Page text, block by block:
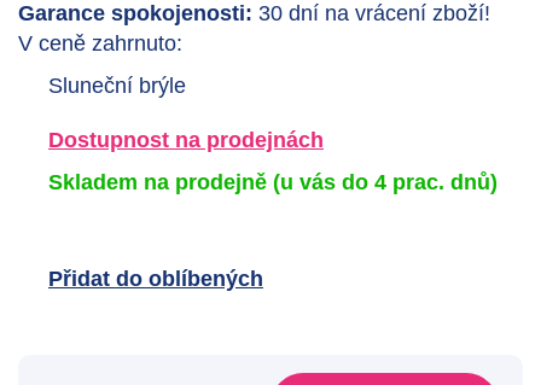
Garance spokojenosti: 30 dní na vrácení zboží!
V ceně zahrnuto:
Sluneční brýle
Dostupnost na prodejnách
Skladem na prodejně (u vás do 4 prac. dnů)
Přidat do oblíbených